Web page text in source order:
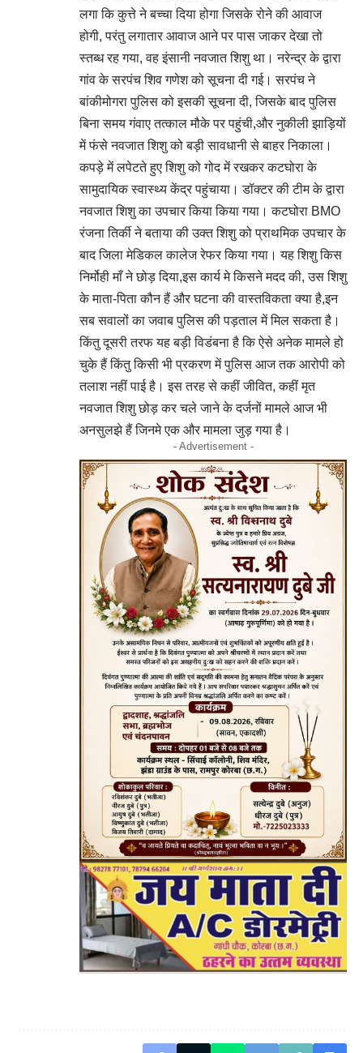
लगा कि कुत्ते ने बच्चा दिया होगा जिसके रोने की आवाज
होगी, परंतु लगातार आवाज आने पर पास जाकर देखा तो
स्तब्ध रह गया, वह इंसानी नवजात शिशु था। नरेन्द्र के द्वारा
गांव के सरपंच शिव गणेश को सूचना दी गई। सरपंच ने
बांकीमोगरा पुलिस को इसकी सूचना दी, जिसके बाद पुलिस
बिना समय गंवाए तत्काल मौके पर पहुंची,और नुकीली झाड़ियों
में फंसे नवजात शिशु को बड़ी सावधानी से बाहर निकाला।
कपड़े में लपेटते हुए शिशु को गोद में रखकर कटघोरा के
सामुदायिक स्वास्थ्य केंद्र पहुंचाया। डॉक्टर की टीम के द्वारा
नवजात शिशु का उपचार किया किया गया। कटघोरा BMO
रंजना तिर्की ने बताया की उक्त शिशु को प्राथमिक उपचार के
बाद जिला मेडिकल कालेज रेफर किया गया। यह शिशु किस
निर्मोही माँ ने छोड़ दिया,इस कार्य मे किसने मदद की, उस शिशु
के माता-पिता कौन हैं और घटना की वास्तविकता क्या है,इन
सब सवालों का जवाब पुलिस की पड़ताल में मिल सकता है।
किंतु दूसरी तरफ यह बड़ी विडंबना है कि ऐसे अनेक मामले हो
चुके हैं किंतु किसी भी प्रकरण में पुलिस आज तक आरोपी को
तलाश नहीं पाई है। इस तरह से कहीं जीवित, कहीं मृत
नवजात शिशु छोड़ कर चले जाने के दर्जनों मामले आज भी
अनसुलझे हैं जिनमे एक और मामला जुड़ गया है।
- Advertisement -